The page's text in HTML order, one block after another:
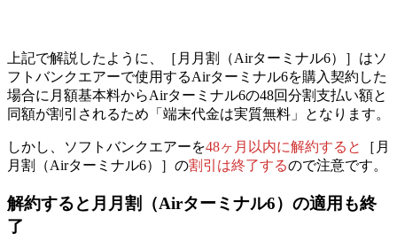
上記で解説したように、［月月割（Airターミナル6）］はソ
フトバンクエアーで使用するAirターミナル6を購入契約した
場合に月額基本料からAirターミナル6の48回分割支払い額と
同額が割引されるため「端末代金は実質無料」となります。
しかし、ソフトバンクエアーを48ヶ月以内に解約すると
［月
月割（Airターミナル6）］の割引 は終了するので注意です。
解約すると月月割（Airターミナル6）の適用も終
了